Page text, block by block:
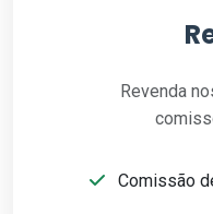
Revenda
Comissão